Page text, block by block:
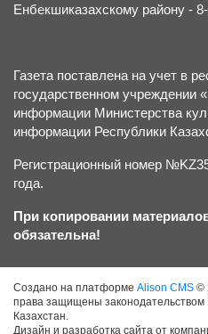
Енбекшиказахскому району -
Газета поставлена на учет в
государственном учреждении
информации Министерства
информации Республики
Регистрационный номер
года.
При копировании
обязательна!
Создано на платформе Alison CMS ©
права защищены законодательством
Казахстан.
Дизайн и разработка сайта от